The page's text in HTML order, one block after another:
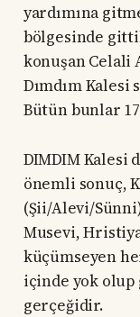
yardımına
bölgesinde
konuşan Celali
Dımdım Kalesi
Bütün bunlar
DIMDIM Kalesi
önemli sonuç,
(Şii/Alevi/
Musevi,
küçümseyen
içinde yok olup
gerçeğidir.